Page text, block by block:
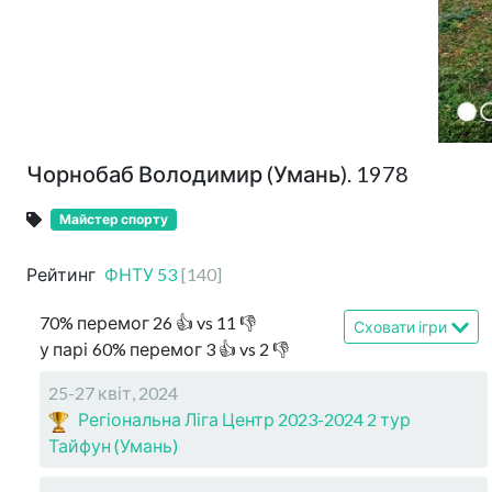
Чорнобаб Володимир (Умань). 1978
Майстер спорту
Рейтинг ФНТУ 53 [140]
70% перемог 26 👍 vs 11 👎
у парі 60% перемог 3 👍 vs 2 👎
Сховати ігри
25-27 квіт, 2024
Регіональна Ліга Центр 2023-2024 2 тур
Тайфун (Умань)